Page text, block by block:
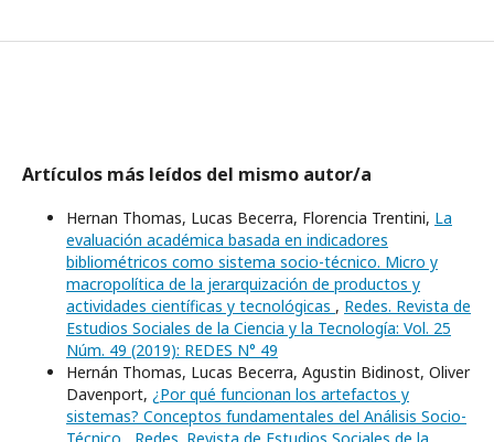
Artículos más leídos del mismo autor/a
Hernan Thomas, Lucas Becerra, Florencia Trentini, La
evaluación académica basada en indicadores
bibliométricos como sistema socio-técnico. Micro y
macropolítica de la jerarquización de productos y
actividades científicas y tecnológicas , Redes. Revista de
Estudios Sociales de la Ciencia y la Tecnología: Vol. 25
Núm. 49 (2019): REDES N° 49
Hernán Thomas, Lucas Becerra, Agustin Bidinost, Oliver
Davenport, ¿Por qué funcionan los artefactos y
sistemas? Conceptos fundamentales del Análisis Socio-